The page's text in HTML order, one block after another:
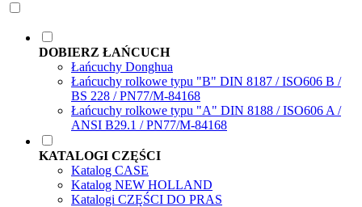
DOBIERZ ŁAŃCUCH
Łańcuchy Donghua
Łańcuchy rolkowe typu "B" DIN 8187 / ISO606 B /
BS 228 / PN77/M-84168
Łańcuchy rolkowe typu "A" DIN 8188 / ISO606 A /
ANSI B29.1 / PN77/M-84168
KATALOGI CZĘŚCI
Katalog CASE
Katalog NEW HOLLAND
Katalogi CZĘŚCI DO PRAS